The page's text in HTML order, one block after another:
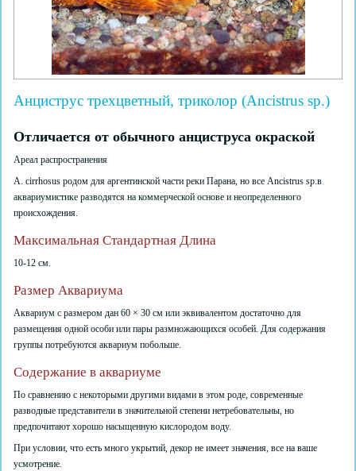
Анциструс трехцветный, триколор (Ancistrus sp.)
Отличается от обычного анциструса окраской
Ареал распространения
A. cirrhosus родом для аргентинской части реки Парана, но все Ancistrus sp.в
аквариумистике разводятся на коммерческой основе и неопределенного
происхождения.
Максимальная Стандартная Длина
10-12 см.
Размер Аквариума
Аквариум с размером дан 60 × 30 см или эквивалентом достаточно для
размещения одной особи или пары размножающихся особей. Для содержания
группы потребуются аквариум побольше.
Содержание в аквариуме
По сравнению с некоторыми другими видами в этом роде, современные
разводные представители в значительной степени нетребовательны, но
предпочитают хорошо насыщенную кислородом воду.
При условии, что есть много укрытий, декор не имеет значения, все на ваше
усмотрение.